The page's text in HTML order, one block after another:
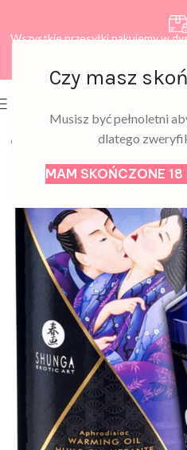
Czy masz
Musisz być pełnoletni
dlatego
MAM SKOŃCZONE 18
Wszystkie przesyłki pakujemy w